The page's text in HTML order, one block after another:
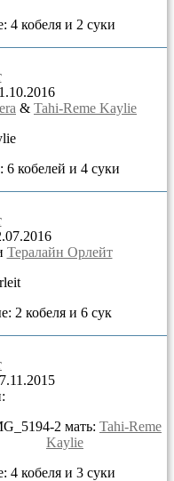
4 кобеля и 2 суки
& Tahi-Reme Kaylie
кобелей и 4 суки
Тералайн Орлейт
2 кобеля и 6 сук
мать: Tahi-Reme
Kaylie
4 кобеля и 3 суки